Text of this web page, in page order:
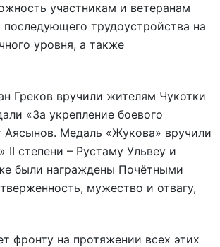
участникам и ветеранам
трудоустройства на
уровня, а также
Греков вручили жителям Чукотки
«За укрепление боевого
Аясынов. Медаль «Жукова» вручили
степени – Рустаму Ульвеу и
были награждены Почётными
мужество и отвагу,
фронту на протяжении всех этих